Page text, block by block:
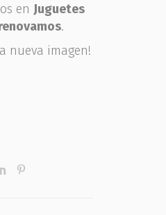
en Juguetes
.
nueva imagen!